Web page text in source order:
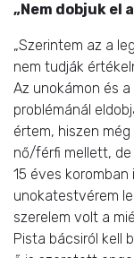
„Nem dobjuk el
„Szerintem az a
nem tudják
Az unokámon és
problémánál
értem, hiszen
nő/férfi mellett, de
15 éves
unokatestvérem
szerelem volt a
Pista bácsiról kell